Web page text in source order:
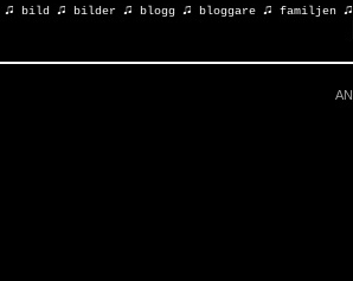
♫ bild ♫ bilder ♫ blogg ♫ bloggare ♫ familjen ♫